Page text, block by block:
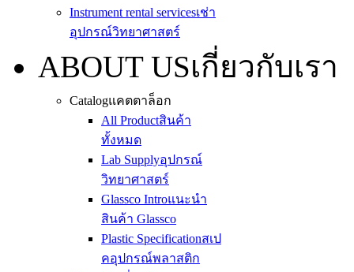
Instrument rental servicesเช่า
อุปกรณ์วิทยาศาสตร์
ABOUT USเกี่ยวกับเรา
Catalogแคตตาล็อก
All Productสินค้า
ทั้งหมด
Lab Supplyอุปกรณ์
วิทยาศาสตร์
Glassco Introแนะนำ
สินค้า Glassco
Plastic Specificationสเป
คอุปกรณ์พลาสติก